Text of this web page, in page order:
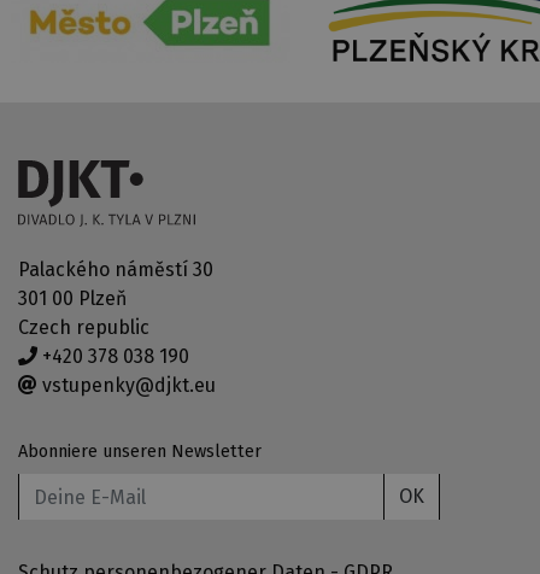
Palackého náměstí 30
301 00 Plzeň
Czech republic
+420 378 038 190
vstupenky@djkt.eu
Abonniere unseren Newsletter
OK